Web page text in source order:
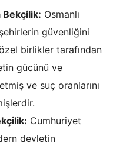
Bekçilik: Osmanlı
güvenliğini
birlikler tarafından
gücünü ve
ve suç oranlarını
Cumhuriyet
devletin